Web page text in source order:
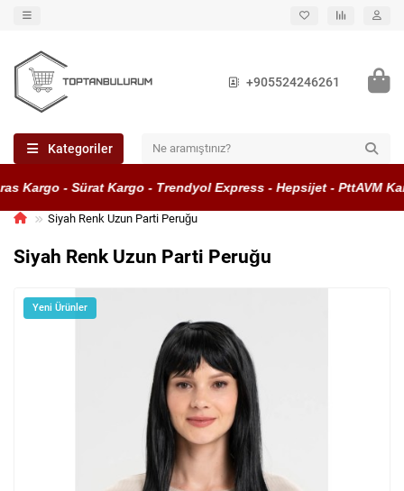
+905524246261
Kategoriler
Kargo - Sürat Kargo - Trendyol Express - Hepsijet - PttAVM
Siyah Renk Uzun Parti Peruğu
Siyah Renk Uzun Parti Peruğu
Yeni Ürünler